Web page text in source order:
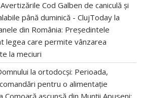
Cod Galben de caniculă și
până duminică - ClujToday la
din România: Președintele
legea care permite vânzarea
la meciuri
la ortodocși: Perioada,
pentru o alimentație
Comoară ascunsă din Munții Apuseni: